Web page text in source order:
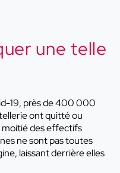
une telle
19, près de 400 000
ont quitté ou
moitié des effectifs
ne sont pas toutes
laissant derrière elles